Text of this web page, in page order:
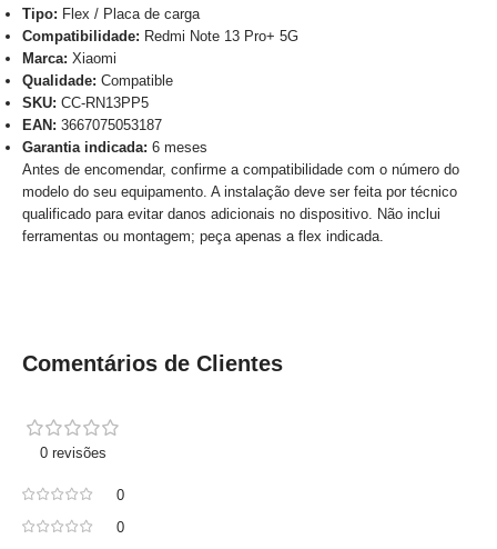
Tipo: Flex / Placa de carga
Compatibilidade: Redmi Note 13 Pro+ 5G
Marca: Xiaomi
Qualidade: Compatible
SKU: CC-RN13PP5
EAN: 3667075053187
Garantia indicada: 6 meses
Antes de encomendar, confirme a compatibilidade com o número do
modelo do seu equipamento. A instalação deve ser feita por técnico
qualificado para evitar danos adicionais no dispositivo. Não inclui
ferramentas ou montagem; peça apenas a flex indicada.
Comentários de Clientes
0 revisões
0
0